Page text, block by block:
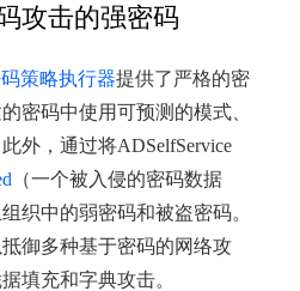
攻击的强密码
策略执行器提供了严格的密
密码中使用可预测的模式、
外，通过将ADSelfService
（一个被入侵的密码数据
织中的弱密码和被盗密码。
御多种基于密码的网络攻
填充和字典攻击。